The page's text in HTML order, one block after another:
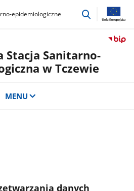
epidemiologiczne
przejdź
Stacja Sanitarno-
w Tczewie
MENU
danych